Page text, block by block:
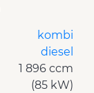
kombi
diesel
1 896 ccm
(85 kW)